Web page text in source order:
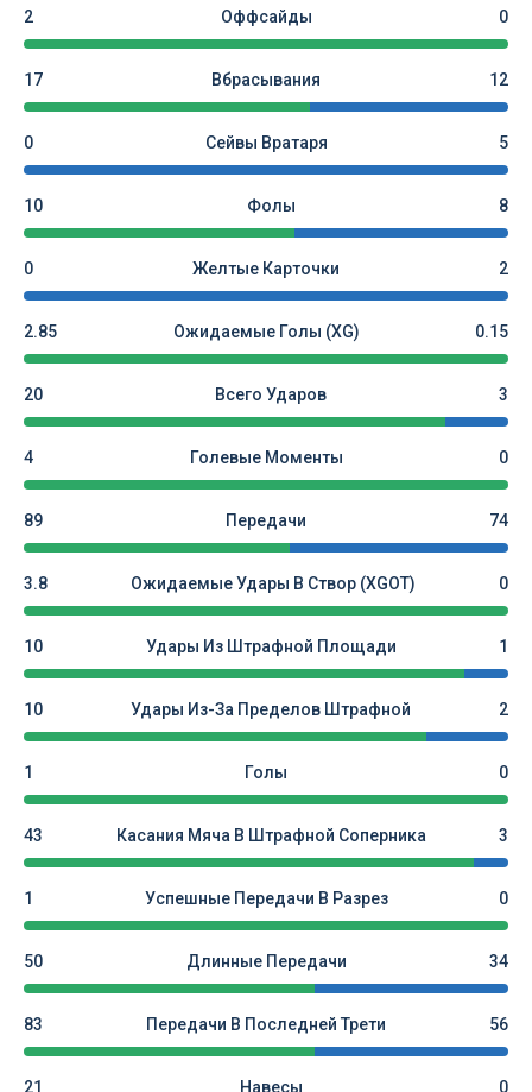
2 Оффсайды 0
17 Вбрасывания 12
0 Сейвы Вратаря 5
10 Фолы 8
0 Желтые Карточки 2
2.85 Ожидаемые Голы (xG) 0.15
20 Всего Ударов 3
4 Голевые Моменты 0
89 Передачи 74
3.8 Ожидаемые Удары В Створ (xGOT) 0
10 Удары Из Штрафной Площади 1
10 Удары Из-За Пределов Штрафной 2
1 Голы 0
43 Касания Мяча В Штрафной Соперника 3
1 Успешные Передачи В Разрез 0
50 Длинные Передачи 34
83 Передачи В Последней Трети 56
21 Навесы 0